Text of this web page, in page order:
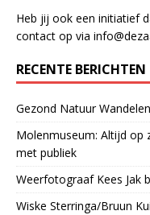
Heb jij ook een initiatief
contact op via
RECENTE BERICHTEN
Gezond Natuur
Molenmuseum: Altijd op
met publiek
Weerfotograaf Kees Jak
Wiske Sterringa/Bruun